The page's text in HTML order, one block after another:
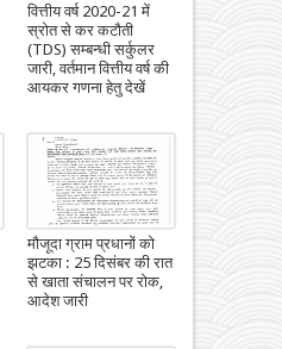
वित्तीय वर्ष 2020-21 में
स्रोत से कर कटौती
(TDS) सम्बन्धी सर्कुलर
जारी, वर्तमान वित्तीय वर्ष की
आयकर गणना हेतु देखें
मौजूदा ग्राम प्रधानों को
झटका : 25 दिसंबर की रात
से खाता संचालन पर रोक,
आदेश जारी